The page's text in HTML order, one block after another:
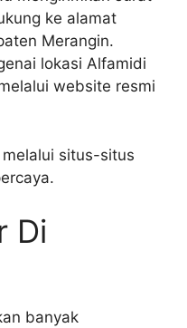
ke alamat
Merangin.
lokasi Alfamidi
website resmi
situs-situs
Di
banyak